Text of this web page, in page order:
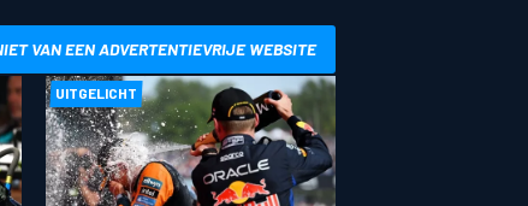
VAN EEN ADVERTENTIEVRIJE WEBSITE
UITGELICHT